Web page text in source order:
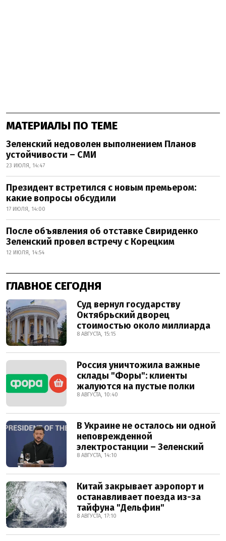
МАТЕРИАЛЫ ПО ТЕМЕ
Зеленский недоволен выполнением Планов
устойчивости – СМИ
23 ИЮЛЯ, 14:47
Президент встретился с новым премьером:
какие вопросы обсудили
17 ИЮЛЯ, 14:00
После объявления об отставке Свириденко
Зеленский провел встречу с Корецким
12 ИЮЛЯ, 14:54
ГЛАВНОЕ СЕГОДНЯ
Суд вернул государству
Октябрьский дворец
стоимостью около миллиарда
8 АВГУСТА, 15:15
Россия уничтожила важные
склады "Форы": клиенты
жалуются на пустые полки
8 АВГУСТА, 10:40
В Украине не осталось ни одной
неповрежденной
электростанции – Зеленский
8 АВГУСТА, 14:10
Китай закрывает аэропорт и
останавливает поезда из-за
тайфуна "Дельфин"
8 АВГУСТА, 17:10